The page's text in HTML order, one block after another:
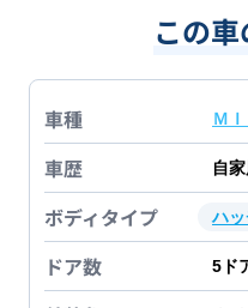
この
車種 ＭＩ
車歴 自家
ボディタイプ ハ
ドア数 5 ド